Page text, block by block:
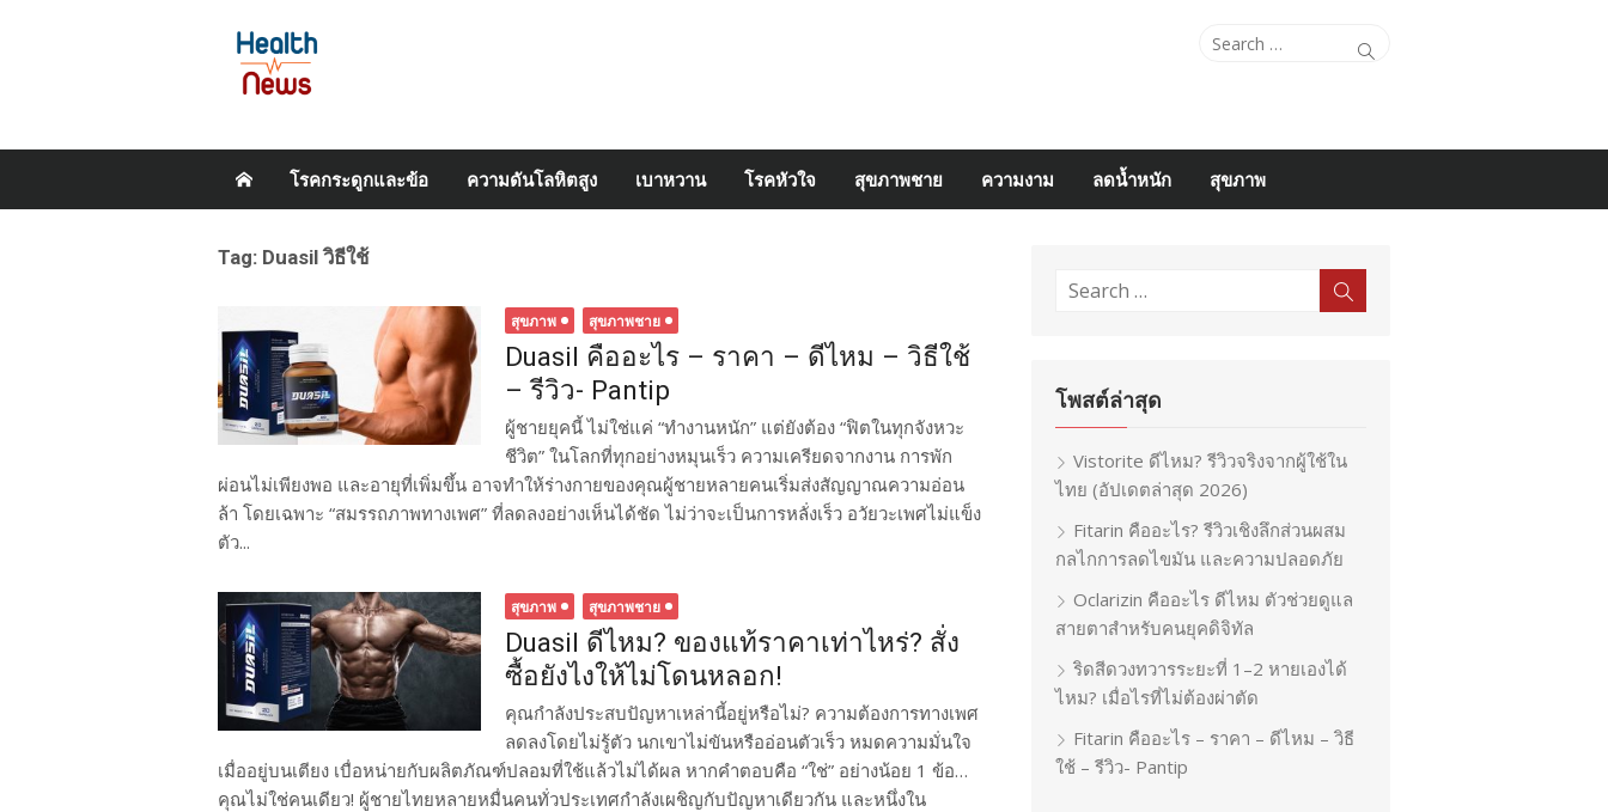
Search
Search
โรคกระดูกและข้อ ความดันโลหิตสูง เบาหวาน โรคหัวใจ สุขภาพชาย ความงาม ลดน้ำหนัก สุขภาพ
Tag: Duasil วิธีใช้
สุขภาพ สุขภาพชาย
Duasil คืออะไร – ราคา – ดีไหม – วิธีใช้
– รีวิว- Pantip
ผู้ชายยุคนี้ ไม่ใช่แค่ “ทำงานหนัก” แต่ยังต้อง “ฟิตในทุกจังหวะ
ชีวิต” ในโลกที่ทุกอย่างหมุนเร็ว ความเครียดจากงาน การพัก
ผ่อนไม่เพียงพอ และอายุที่เพิ่มขึ้น อาจทำให้ร่างกายของคุณผู้ชายหลายคนเริ่มส่งสัญญาณความอ่อน
ล้า โดยเฉพาะ “สมรรถภาพทางเพศ” ที่ลดลงอย่างเห็นได้ชัด ไม่ว่าจะเป็นการหลั่งเร็ว อวัยวะเพศไม่แข็ง
ตัว...
สุขภาพ สุขภาพชาย
Duasil ดีไหม? ของแท้ราคาเท่าไหร่? สั่ง
ซื้อยังไงให้ไม่โดนหลอก!
คุณกำลังประสบปัญหาเหล่านี้อยู่หรือไม่? ความต้องการทางเพศ
ลดลงโดยไม่รู้ตัว นกเขาไม่ขันหรืออ่อนตัวเร็ว หมดความมั่นใจ
เมื่ออยู่บนเตียง เบื่อหน่ายกับผลิตภัณฑ์ปลอมที่ใช้แล้วไม่ได้ผล หากคำตอบคือ “ใช่” อย่างน้อย 1 ข้อ…
คุณไม่ใช่คนเดียว! ผู้ชายไทยหลายหมื่นคนทั่วประเทศกำลังเผชิญกับปัญหาเดียวกัน และหนึ่งใน
Search
Search
โพสต์ล่าสุด
Vistorite ดีไหม? รีวิวจริงจากผู้ใช้ใน
ไทย (อัปเดตล่าสุด 2026)
Fitarin คืออะไร? รีวิวเชิงลึกส่วนผสม
กลไกการลดไขมัน และความปลอดภัย
Oclarizin คืออะไร ดีไหม ตัวช่วยดูแล
สายตาสำหรับคนยุคดิจิทัล
ริดสีดวงทวารระยะที่ 1–2 หายเองได้
ไหม? เมื่อไรที่ไม่ต้องผ่าตัด
Fitarin คืออะไร – ราคา – ดีไหม – วิธี
ใช้ – รีวิว- Pantip